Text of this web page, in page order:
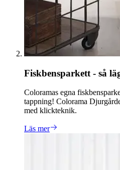
Fiskbensparkett - så
Coloramas egna
tappning! Colorama
med klickteknik.
Läs mer